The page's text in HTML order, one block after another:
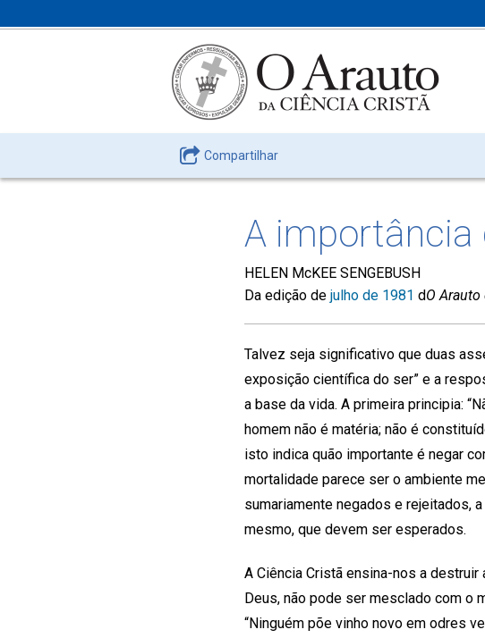
Compartilhar
A importância
HELEN McKEE SENGEBUSH
Da edição de julho de 1981 dO Arauto
Talvez seja significativo que duas
exposição científica do ser” e a
a base da vida. A primeira principia:
homem não é matéria; não é
isto indica quão importante é negar
mortalidade parece ser o ambiente
sumariamente negados e rejeitados,
mesmo, que devem ser esperados.
A Ciência Cristã ensina-nos a
Deus, não pode ser mesclado com o
“Ninguém põe vinho novo em odres